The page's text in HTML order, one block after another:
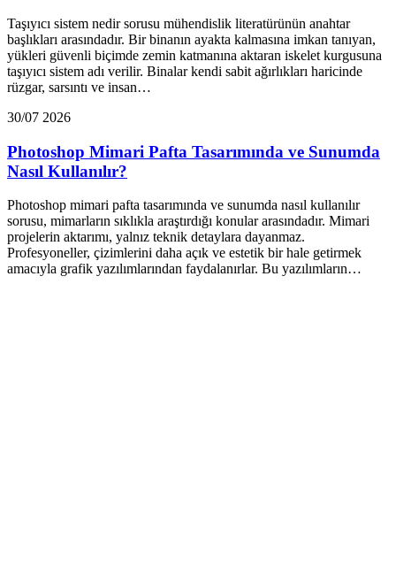
Taşıyıcı sistem nedir sorusu mühendislik literatürünün anahtar
başlıkları arasındadır. Bir binanın ayakta kalmasına imkan tanıyan,
yükleri güvenli biçimde zemin katmanına aktaran iskelet kurgusuna
taşıyıcı sistem adı verilir. Binalar kendi sabit ağırlıkları haricinde
rüzgar, sarsıntı ve insan…
30/07 2026
Photoshop Mimari Pafta Tasarımında ve Sunumda
Nasıl Kullanılır?
Photoshop mimari pafta tasarımında ve sunumda nasıl kullanılır
sorusu, mimarların sıklıkla araştırdığı konular arasındadır. Mimari
projelerin aktarımı, yalnız teknik detaylara dayanmaz.
Profesyoneller, çizimlerini daha açık ve estetik bir hale getirmek
amacıyla grafik yazılımlarından faydalanırlar. Bu yazılımların…